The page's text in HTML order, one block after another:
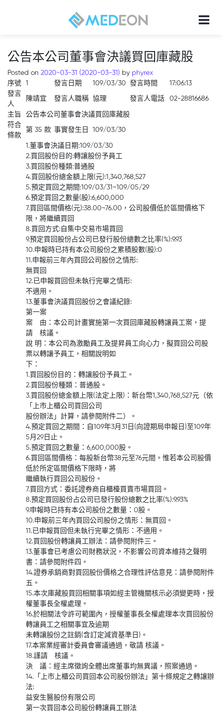
公告本公司董事會決議買回庫藏股
Posted on 2020-03-31 (2020-03-31) by phyrex
序號
1 發言日期 109/03/30 發言時間
17:06:13
發言
人
陳靖宜 發言人職稱 協理 發言人電話 02-28816686
主旨
公告本公司董事會決議買回庫藏股
符合
條款
第 35 款 事實發生日 109/03/30
1.董事會決議日期:109/03/30
2.買回股份目的:轉讓股份予員工
3.買回股份種類:普通股
4.買回股份總金額上限(元):1,340,768,527
5.預定買回之期間:109/03/31~109/05/29
6.預定買回之數量(股):6,600,000
7.買回區間價格(元):38.00~76.00，公司股價低於區間價格下
限，將繼續買回
8.買回方式:自集中交易市場買回
9.預定買回股份占公司已發行股份總數之比率(%):9.93
10.申報時已持有本公司股份之累積股數(股):0
11.申報前三年內買回公司股份之情形:
無買回
12.已申報買回但未執行完畢之情形:
不適用。
13.董事會決議買回股份之會議紀錄:
第一案
案 由：本公司計畫實施第一次買回庫藏股轉讓員工案，提
請 核議。
說 明：本公司為激勵員工及提昇員工向心力，擬買回公司股
票以轉讓予員工，相關說明如
下：
1.買回股份目的：轉讓股份予員工。
2.買回股份種類：普通股。
3.買回股份總金額上限(法定上限)：新台幣1,340,768,527元（依
「上市上櫃公司買回公司
股份辦法」計算，請參閱附件二）。
4.預定買回之期間：自109年3月31日(向證期局申報日)至109年
5月29日止。
5.預定買回之數量：6,600,000股。
6.買回區間價格：每股新台幣38元至76元間。惟若本公司股價
低於所定區間價格下限時，將
繼續執行買回公司股份。
7.買回方式：委託證券商自櫃檯買賣市場買回。
8.預定買回股份占公司已發行股份總數之比率(%):9.93%
9.申報時已持有本公司股份之數量：0股。
10.申報前三年內買回公司股份之情形：無買回。
11.已申報買回但未執行完畢之情形：不適用。
12.買回股份轉讓員工辦法：請參閱附件三。
13.董事會已考慮公司財務狀況，不影響公司資本維持之聲明
書：請參閱附件四。
14.證券承銷商對買回股份價格之合理性評估意見：請參閱附件
五。
15.本次庫藏股買回相關事項如經主管機關核示必須變更時，授
權董事長全權處理。
16.於相關法令許可範圍內，授權董事長全權處理本次買回股份
轉讓員工之相關事宜及逾期
未轉讓股份之註銷(含訂定減資基準日)。
17.本案業經審計委員會審議通過，敬請 核議。
18.謹請 核議。
決 議：經主席徵詢全體出席董事均無異議，照案通過。
14.「上市上櫃公司買回本公司股份辦法」第十條規定之轉讓辦
法:
益安生醫股份有限公司
第一次買回本公司股份轉讓員工辦法